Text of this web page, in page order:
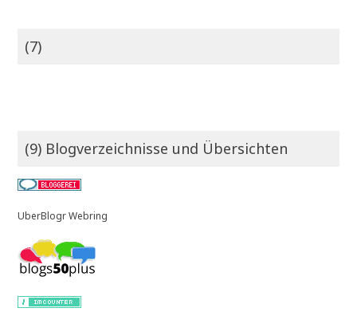
(7)
(9) Blogverzeichnisse und Übersichten
UberBlogr Webring